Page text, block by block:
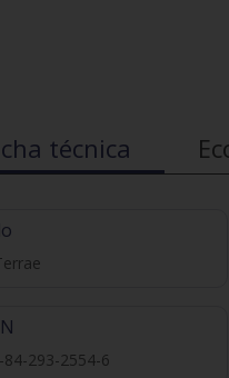
técnica
84-293-2554-6